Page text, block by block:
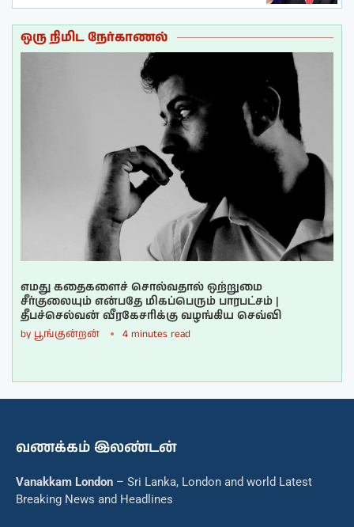
ஒரு நிமிட நேர்காணல்
எமது கதைகளைச் சொல்வதால் ஒற்றுமை
சீர்குலையும் என்பதே மிகப்பெரும் பாரபட்சம் |
தீபச்செல்வன் வீரகேசரிக்கு வழங்கிய செவ்வி
by பூங்குன்றன் 4 minutes read
வணக்கம் இலண்டன்
Vanakkam London – Sri Lanka, London and world Latest
Breaking News and Headlines